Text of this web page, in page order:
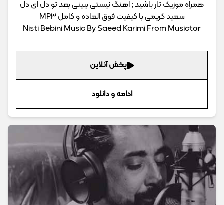
همراه موزیک تار باشید ; اهنگ نیستی ببینی بعد تو دل ای دل
سعید کریمی با کیفیت فوق العاده و کامل MP3
Nisti Bebini Music By Saeed Karimi From Musictar
پخش آنلاین
ادامه و دانلود